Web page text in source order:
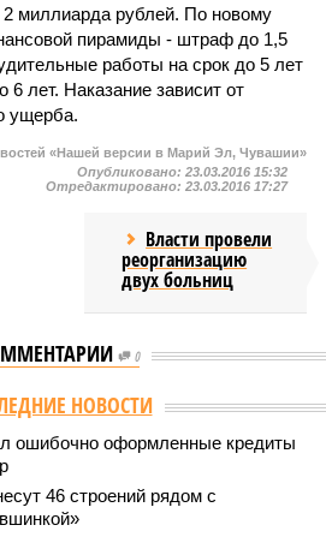
2 миллиарда рублей. По новому
пирамиды - штраф до 1,5
работы на срок до 5 лет
лет. Наказание зависит от
ущерба.
«Нашей версии в Марий Эл, Чувашии»
Опубликовано: 23.03.2016 15:32
Отредактировано: 23.03.2016 17:27
Власти провели
реорганизацию
двух больниц
0
НОВОСТИ
ошибочно оформленные кредиты
46 строений рядом с